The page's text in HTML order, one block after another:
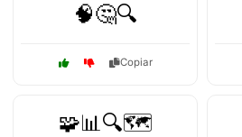
🧠🤔🔍
Copiar
🧩📊🔍🗺️